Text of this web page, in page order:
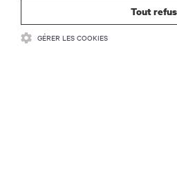
Tout
GÉRER LES COOKIES